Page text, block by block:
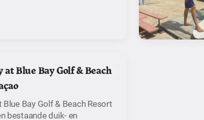
Blue Bay Golf & Beach
Blue Bay Golf & Beach Resort
bestaande duik- en